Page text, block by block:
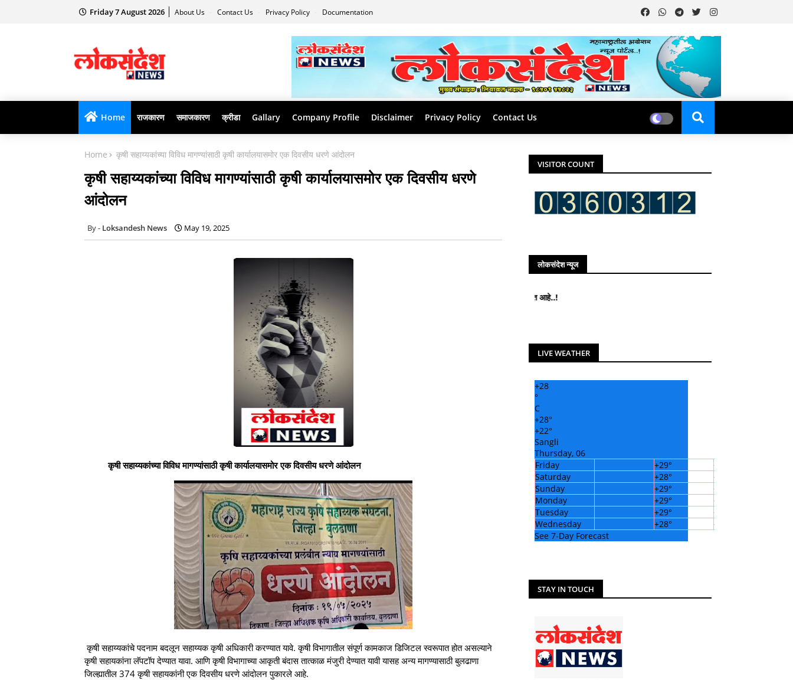
Friday 7 August 2026 About Us Contact Us Privacy Policy Documentation
Home राजकारण समाजकारण क्रीडा Gallary Company Profile Disclaimer Privacy Policy Contact Us
Home कृषी सहाय्यकांच्या विविध मागण्यांसाठी कृषी कार्यालयासमोर एक दिवसीय धरणे आंदोलन
कृषी सहाय्यकांच्या विविध मागण्यांसाठी कृषी कार्यालयासमोर एक दिवसीय धरणे
आंदोलन
Loksandesh News May 19, 2025
कृषी सहाय्यकांच्या विविध मागण्यांसाठी कृषी कार्यालयासमोर एक दिवसीय धरणे आंदोलन
कृषी सहाय्यकांचे पदनाम बदलून सहाय्यक कृषी अधिकारी करण्यात यावे. कृषी विभागातील संपूर्ण कामकाज डिजिटल स्वरूपात होत असल्याने
कृषी सहायकांना लॅपटॉप देण्यात यावा. आणि कृषी विभागाच्या आकृती बंदास तात्काळ मंजुरी देण्यात यावी यासह अन्य मागण्यासाठी बुलढाणा
जिल्ह्यातील 374 कृषी सहायकांनी एक दिवसीय धरणे आंदोलन पुकारले आहे.
VISITOR COUNT
लोकसंदेश न्यूज
LIVE WEATHER
+28
°
C
+28°
+22°
Sangli
Thursday, 06
Friday
+29° +
Saturday
+28° +
Sunday
+29° +
Monday
+29° +
Tuesday
+29° +
Wednesday
+28° +
See 7-Day Forecast
STAY IN TOUCH